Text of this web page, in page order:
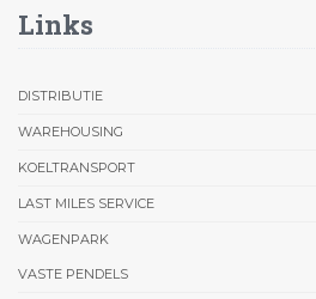
Links
DISTRIBUTIE
WAREHOUSING
KOELTRANSPORT
LAST MILES SERVICE
WAGENPARK
VASTE PENDELS